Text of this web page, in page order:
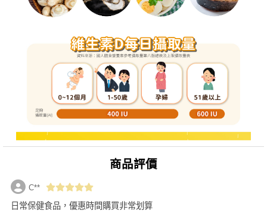
商品評價
C**
日常保健食品，優惠時間購買非常划算